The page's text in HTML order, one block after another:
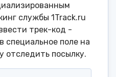
службы 1Track.ru
трек-код -
специальное поле на
отследить посылку.